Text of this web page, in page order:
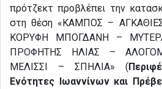
πρότζεκτ προβλέπει την
στη θέση «ΚΑΜΠΟΣ –
ΚΟΡΥΦΗ ΜΠΟΓΔΑΝΗ –
ΠΡΟΦΗΤΗΣ ΗΛΙΑΣ –
ΜΕΛΙΣΣΙ – ΣΠΗΛΙΑ» (
Ενότητες Ιωαννίνων και